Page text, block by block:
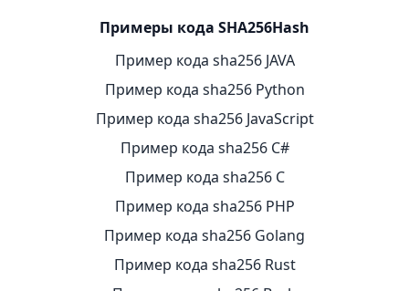
Примеры кода SHA256Hash
Пример кода sha256 JAVA
Пример кода sha256 Python
Пример кода sha256 JavaScript
Пример кода sha256 C#
Пример кода sha256 C
Пример кода sha256 PHP
Пример кода sha256 Golang
Пример кода sha256 Rust